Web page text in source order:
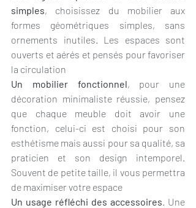
simples, choisissez du mobilier aux
formes géométriques simples, sans
ornements inutiles. Les espaces sont
ouverts et aérés et pensés pour favoriser
la circulation
Un mobilier fonctionnel, pour une
décoration minimaliste réussie, pensez
que chaque meuble doit avoir une
fonction, celui-ci est choisi pour son
esthétisme mais aussi pour sa qualité, sa
praticien et son design intemporel.
Souvent de petite taille, il vous permettra
de maximiser votre espace
Un usage réfléchi des accessoires. Une